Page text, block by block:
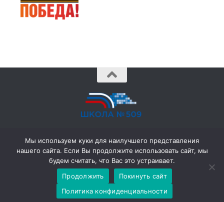
702-38-62 •
198206, Санкт-Петербург, ул. Капитана Грищенко, д. 3 к. 1
Мы используем куки для наилучшего представления
нашего сайта. Если Вы продолжите использовать сайт, мы
будем считать, что Вас это устраивает.
Продолжить
Покинуть сайт
Политика конфиденциальности